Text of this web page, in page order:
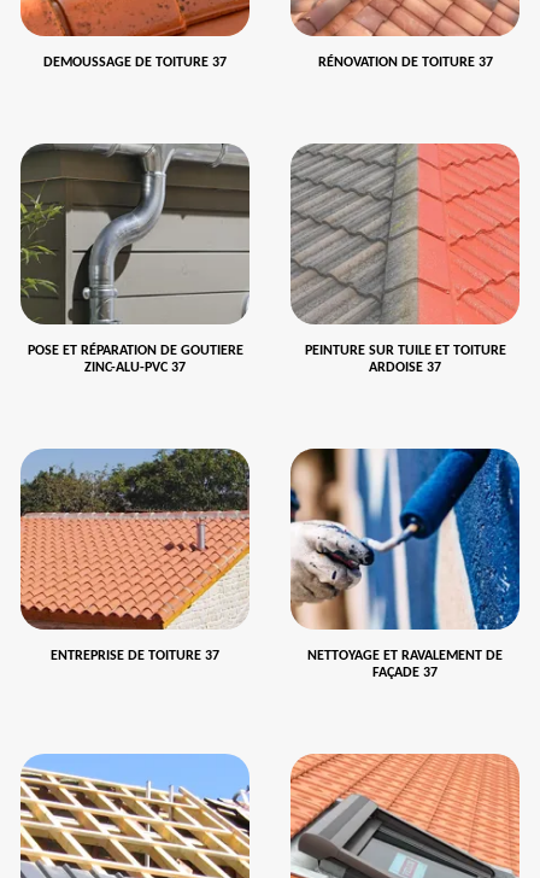
DEMOUSSAGE DE TOITURE 37 RÉNOVATION DE TOITURE 37
POSE ET RÉPARATION DE GOUTIERE
ZINC-ALU-PVC 37
PEINTURE SUR TUILE ET TOITURE
ARDOISE 37
ENTREPRISE DE TOITURE 37
NETTOYAGE ET RAVALEMENT DE
FAÇADE 37